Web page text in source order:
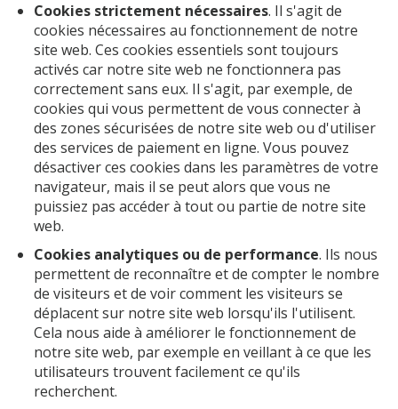
Cookies strictement nécessaires. Il s'agit de
cookies nécessaires au fonctionnement de notre
site web. Ces cookies essentiels sont toujours
activés car notre site web ne fonctionnera pas
correctement sans eux. Il s'agit, par exemple, de
cookies qui vous permettent de vous connecter à
des zones sécurisées de notre site web ou d'utiliser
des services de paiement en ligne. Vous pouvez
désactiver ces cookies dans les paramètres de votre
navigateur, mais il se peut alors que vous ne
puissiez pas accéder à tout ou partie de notre site
web.
Cookies analytiques ou de performance. Ils nous
permettent de reconnaître et de compter le nombre
de visiteurs et de voir comment les visiteurs se
déplacent sur notre site web lorsqu'ils l'utilisent.
Cela nous aide à améliorer le fonctionnement de
notre site web, par exemple en veillant à ce que les
utilisateurs trouvent facilement ce qu'ils
recherchent.